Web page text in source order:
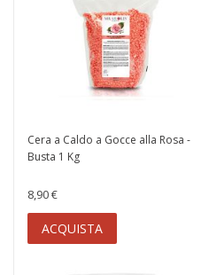
Cera a Caldo a Gocce alla Rosa -
Busta 1 Kg
8,90 €
ACQUISTA